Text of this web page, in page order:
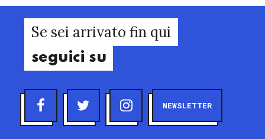
Se sei arrivato fin qui
seguici su
NEWSLETTER